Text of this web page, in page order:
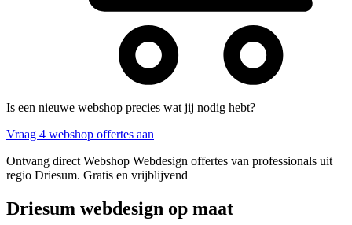
Is een nieuwe webshop precies wat jij nodig hebt?
Vraag 4 webshop offertes aan
Ontvang direct Webshop Webdesign offertes van professionals uit
regio Driesum. Gratis en vrijblijvend
Driesum webdesign op maat